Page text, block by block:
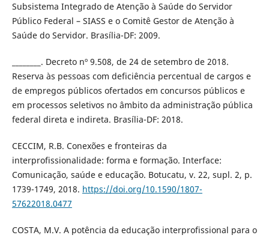
Subsistema Integrado de Atenção à Saúde do Servidor
Público Federal – SIASS e o Comitê Gestor de Atenção à
Saúde do Servidor. Brasília-DF: 2009.
________. Decreto nº 9.508, de 24 de setembro de 2018.
Reserva às pessoas com deficiência percentual de cargos e
de empregos públicos ofertados em concursos públicos e
em processos seletivos no âmbito da administração pública
federal direta e indireta. Brasília-DF: 2018.
CECCIM, R.B. Conexões e fronteiras da
interprofissionalidade: forma e formação. Interface:
Comunicação, saúde e educação. Botucatu, v. 22, supl. 2, p.
1739-1749, 2018. https://doi.org/10.1590/1807-
57622018.0477
COSTA, M.V. A potência da educação interprofissional para o